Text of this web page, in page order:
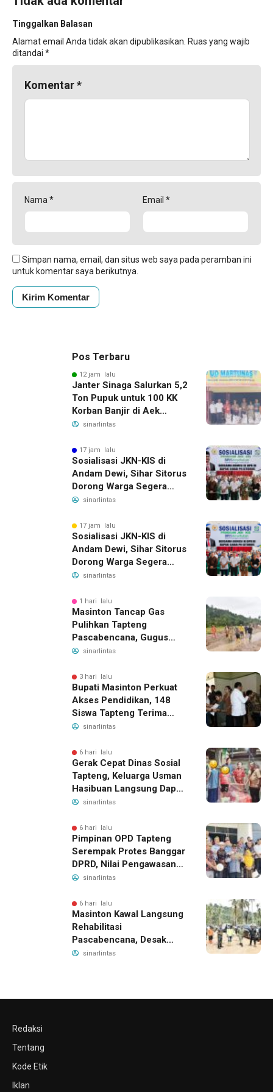
Tinggalkan Balasan
Alamat email Anda tidak akan dipublikasikan. Ruas yang wajib
ditandai *
Komentar*
Nama * Email *
Simpan nama, email, dan situs web saya pada peramban ini
untuk komentar saya berikutnya.
Pos Terbaru
12 jam lalu
Janter Sinaga Salurkan 5,2
Ton Pupuk untuk 100 KK
Korban Banjir di Aek
Horsik
sinarlintas
17 jam lalu
Sosialisasi JKN-KIS di
Andam Dewi, Sihar Sitorus
Dorong Warga Segera
Daftar BPJS Kesehatan
sinarlintas
17 jam lalu
Sosialisasi JKN-KIS di
Andam Dewi, Sihar Sitorus
Dorong Warga Segera
Daftar BPJS Kesehatan
sinarlintas
1 hari lalu
Masinton Tancap Gas
Pulihkan Tapteng
Pascabencana, Gugus
Tugas SAHATA SAOLOAN
Ancaman Banjir
sinarlintas
3 hari lalu
Bupati Masinton Perkuat
Akses Pendidikan, 148
Siswa Tapteng Terima
Bantuan Program
sinarlintas
6 hari lalu
Gerak Cepat Dinas Sosial
Tapteng, Keluarga Usman
Hasibuan Langsung Dapat
Bantuan dan Penanganan
sinarlintas
6 hari lalu
Pimpinan OPD Tapteng
Serempak Protes Banggar
DPRD, Nilai Pengawasan
Bergeser Jadi
Intimidasi
sinarlintas
6 hari lalu
Masinton Kawal Langsung
Rehabilitasi
Pascabencana, Desak
Penyelesaian Sabo Dam
sinarlintas
Redaksi
Tentang
Kode Etik
Iklan